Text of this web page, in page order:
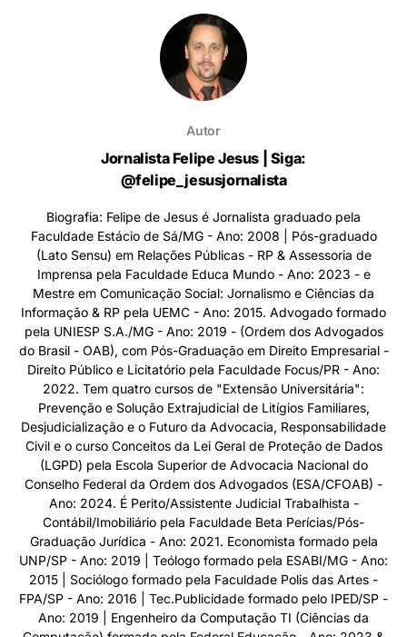
Autor
Jornalista Felipe Jesus | Siga:
@felipe_jesusjornalista
Biografia: Felipe de Jesus é Jornalista graduado pela
Faculdade Estácio de Sá/MG - Ano: 2008 | Pós-graduado
(Lato Sensu) em Relações Públicas - RP & Assessoria de
Imprensa pela Faculdade Educa Mundo - Ano: 2023 - e
Mestre em Comunicação Social: Jornalismo e Ciências da
Informação & RP pela UEMC - Ano: 2015. Advogado formado
pela UNIESP S.A./MG - Ano: 2019 - (Ordem dos Advogados
do Brasil - OAB), com Pós-Graduação em Direito Empresarial -
Direito Público e Licitatório pela Faculdade Focus/PR - Ano:
2022. Tem quatro cursos de "Extensão Universitária":
Prevenção e Solução Extrajudicial de Litígios Familiares,
Desjudicialização e o Futuro da Advocacia, Responsabilidade
Civil e o curso Conceitos da Lei Geral de Proteção de Dados
(LGPD) pela Escola Superior de Advocacia Nacional do
Conselho Federal da Ordem dos Advogados (ESA/CFOAB) -
Ano: 2024. É Perito/Assistente Judicial Trabalhista -
Contábil/Imobiliário pela Faculdade Beta Perícias/Pós-
Graduação Jurídica - Ano: 2021. Economista formado pela
UNP/SP - Ano: 2019 | Teólogo formado pela ESABI/MG - Ano:
2015 | Sociólogo formado pela Faculdade Polis das Artes -
FPA/SP - Ano: 2016 | Tec.Publicidade formado pelo IPED/SP -
Ano: 2019 | Engenheiro da Computação TI (Ciências da